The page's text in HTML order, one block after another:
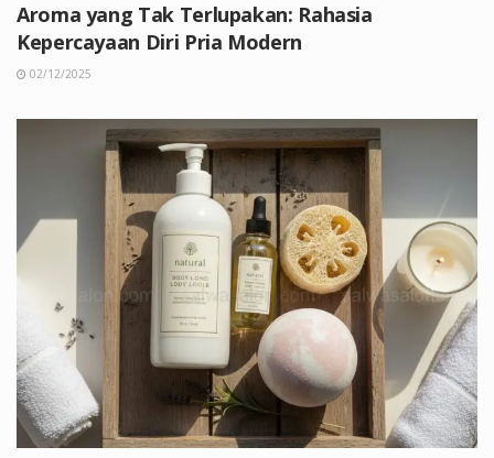
Aroma yang Tak Terlupakan: Rahasia
Kepercayaan Diri Pria Modern
02/12/2025